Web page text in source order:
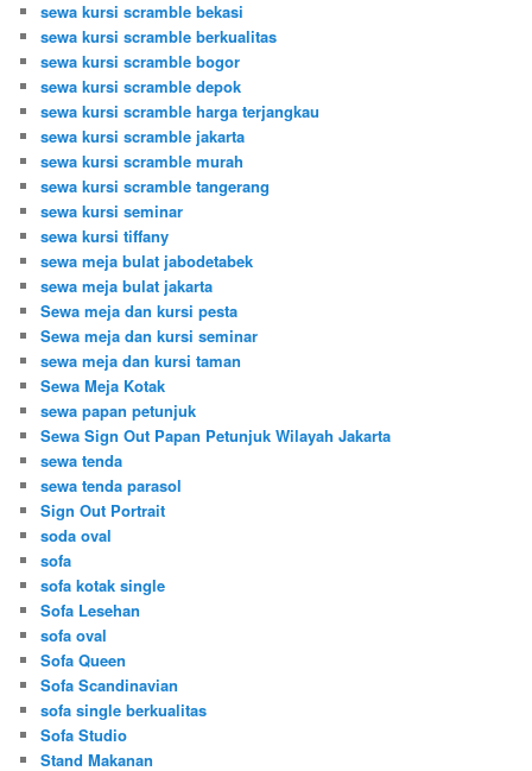
sewa kursi scramble bekasi
sewa kursi scramble berkualitas
sewa kursi scramble bogor
sewa kursi scramble depok
sewa kursi scramble harga terjangkau
sewa kursi scramble jakarta
sewa kursi scramble murah
sewa kursi scramble tangerang
sewa kursi seminar
sewa kursi tiffany
sewa meja bulat jabodetabek
sewa meja bulat jakarta
Sewa meja dan kursi pesta
Sewa meja dan kursi seminar
sewa meja dan kursi taman
Sewa Meja Kotak
sewa papan petunjuk
Sewa Sign Out Papan Petunjuk Wilayah Jakarta
sewa tenda
sewa tenda parasol
Sign Out Portrait
soda oval
sofa
sofa kotak single
Sofa Lesehan
sofa oval
Sofa Queen
Sofa Scandinavian
sofa single berkualitas
Sofa Studio
Stand Makanan